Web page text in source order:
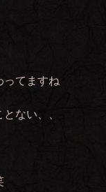
ってますね
ない、、